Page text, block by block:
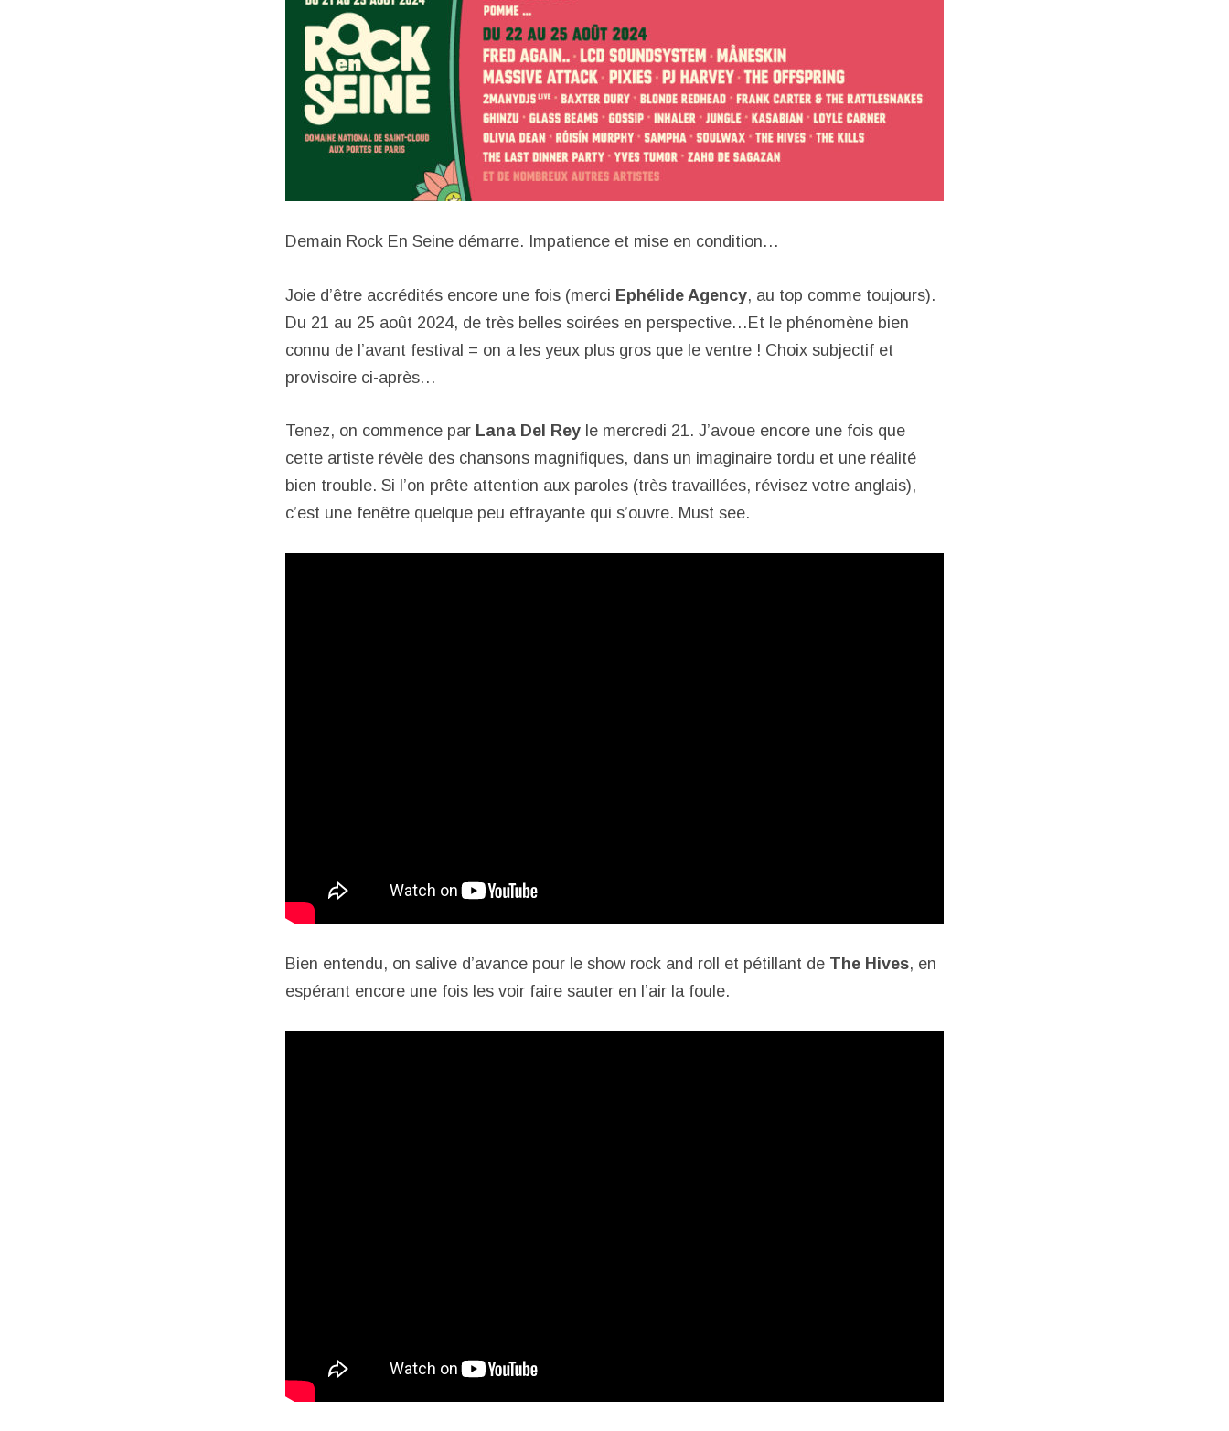
Demain Rock En Seine démarre. Impatience et mise en condition…
Joie d’être accrédités encore une fois (merci Ephélide Agency, au top comme toujours).
Du 21 au 25 août 2024, de très belles soirées en perspective…Et le phénomène bien
connu de l’avant festival = on a les yeux plus gros que le ventre ! Choix subjectif et
provisoire ci-après…
Tenez, on commence par Lana Del Rey le mercredi 21. J’avoue encore une fois que
cette artiste révèle des chansons magnifiques, dans un imaginaire tordu et une réalité
bien trouble. Si l’on prête attention aux paroles (très travaillées, révisez votre anglais),
c’est une fenêtre quelque peu effrayante qui s’ouvre. Must see.
Bien entendu, on salive d’avance pour le show rock and roll et pétillant de The Hives, en
espérant encore une fois les voir faire sauter en l’air la foule.